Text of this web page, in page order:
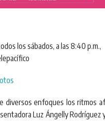
los sábados, a las 8:40 p.m.,
enfoques los ritmos
Luz Ángelly